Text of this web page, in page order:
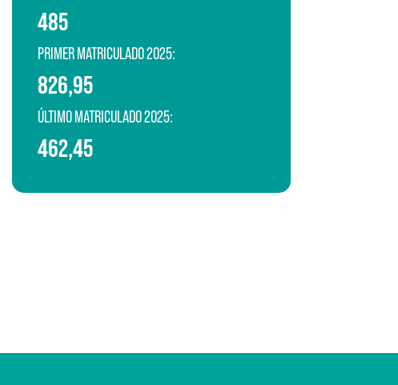
485
PRIMER MATRICULADO 2025:
826,95
ÚLTIMO MATRICULADO 2025:
462,45